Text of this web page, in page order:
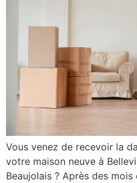
Vous venez de recevoir la
votre maison neuve à
Beaujolais ? Après des mois